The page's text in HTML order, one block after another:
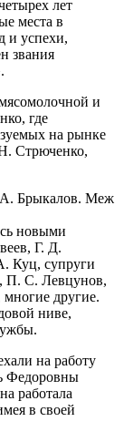
лет
места в
и успехи,
звания
и
где
на рынке
Н. Стрюченко,
А. Брыкалов. Меж
новыми
Г. Д.
Куц, супруги
П. С. Левцунов,
другие.
ниве,
на работу
Федоровны
работала
в своей